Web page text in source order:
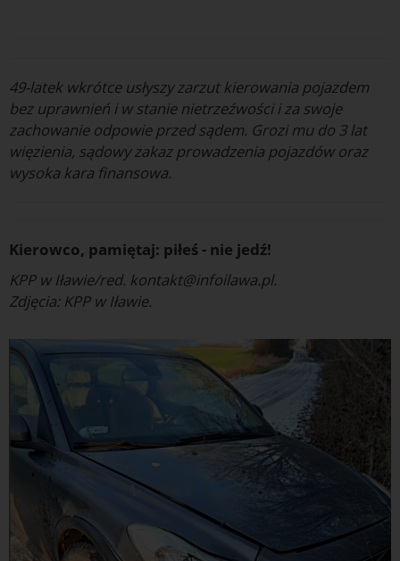
49-latek wkrótce usłyszy zarzut kierowania pojazdem
bez uprawnień i w stanie nietrzeźwości i za swoje
zachowanie odpowie przed sądem. Grozi mu do 3 lat
więzienia, sądowy zakaz prowadzenia pojazdów oraz
wysoka kara finansowa.
Kierowco, pamiętaj: piłeś - nie jedź!
KPP w Iławie/red. kontakt@infoilawa.pl.
Zdjęcia: KPP w Iławie.